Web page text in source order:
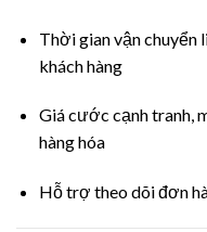
Thời gian vận chuyển
khách hàng
Giá cước cạnh tranh,
hàng hóa
Hỗ trợ theo dõi đơn